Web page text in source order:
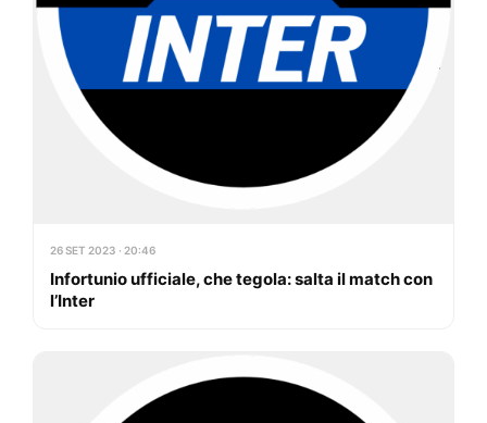
26 SET 2023 · 20:46
Infortunio ufficiale, che tegola: salta il match con
l’Inter